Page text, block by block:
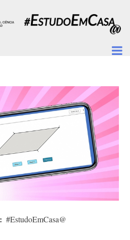
#EstudoEmCasa@